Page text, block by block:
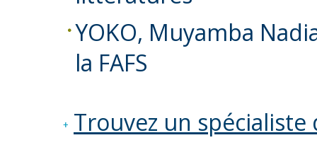
YOKO, Muyamba
la FAFS
Trouvez un